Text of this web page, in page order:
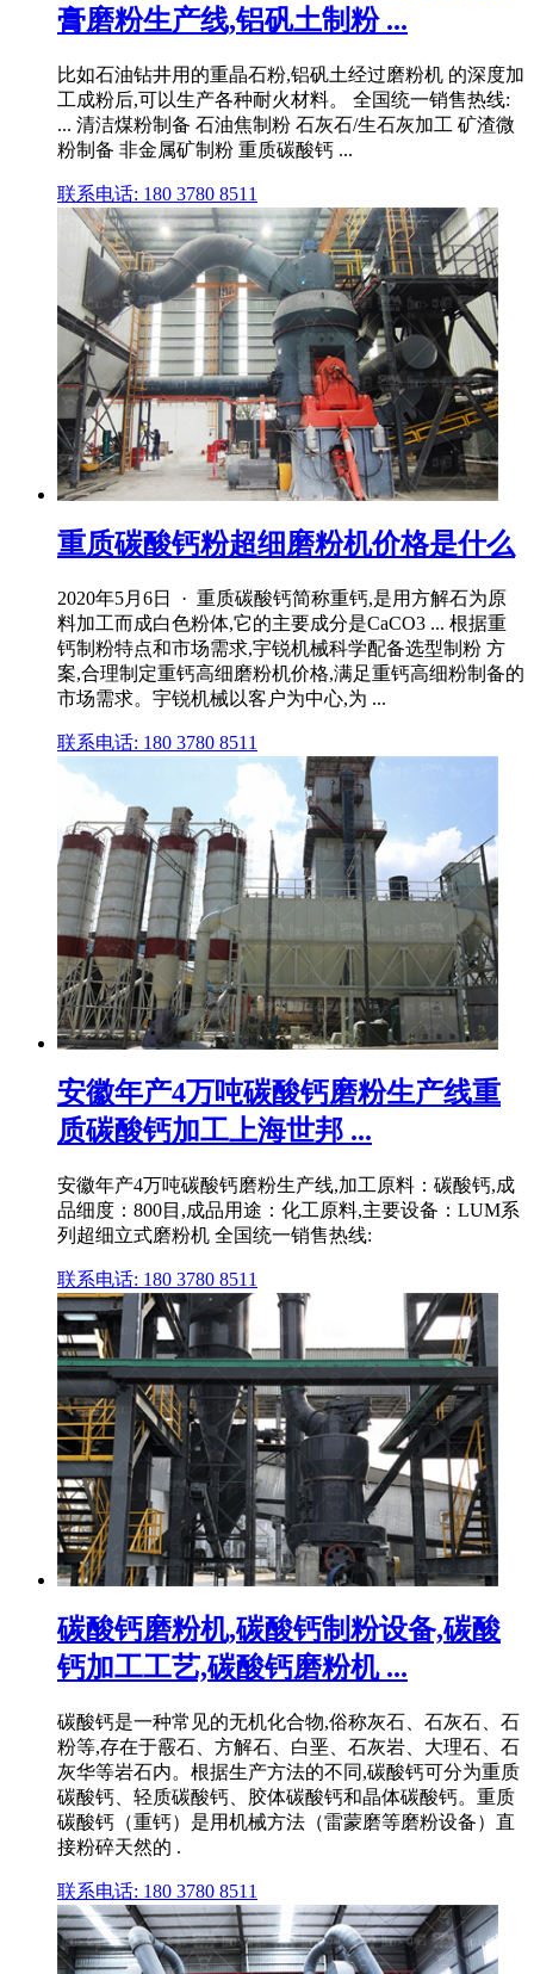
膏磨粉生产线,铝矾土制粉 ...
比如石油钻井用的重晶石粉,铝矾土经过磨粉机 的深度加
工成粉后,可以生产各种耐火材料。 全国统一销售热线:
... 清洁煤粉制备 石油焦制粉 石灰石/生石灰加工 矿渣微
粉制备 非金属矿制粉 重质碳酸钙 ...
联系电话: 180 3780 8511
重质碳酸钙粉超细磨粉机价格是什么
2020年5月6日 · 重质碳酸钙简称重钙,是用方解石为原
料加工而成白色粉体,它的主要成分是CaCO3 ... 根据重
钙制粉特点和市场需求,宇锐机械科学配备选型制粉 方
案,合理制定重钙高细磨粉机价格,满足重钙高细粉制备的
市场需求。宇锐机械以客户为中心,为 ...
联系电话: 180 3780 8511
安徽年产4万吨碳酸钙磨粉生产线重
质碳酸钙加工上海世邦 ...
安徽年产4万吨碳酸钙磨粉生产线,加工原料：碳酸钙,成
品细度：800目,成品用途：化工原料,主要设备：LUM系
列超细立式磨粉机 全国统一销售热线:
联系电话: 180 3780 8511
碳酸钙磨粉机,碳酸钙制粉设备,碳酸
钙加工工艺,碳酸钙磨粉机 ...
碳酸钙是一种常见的无机化合物,俗称灰石、石灰石、石
粉等,存在于霰石、方解石、白垩、石灰岩、大理石、石
灰华等岩石内。根据生产方法的不同,碳酸钙可分为重质
碳酸钙、轻质碳酸钙、胶体碳酸钙和晶体碳酸钙。重质
碳酸钙（重钙）是用机械方法（雷蒙磨等磨粉设备）直
接粉碎天然的 .
联系电话: 180 3780 8511